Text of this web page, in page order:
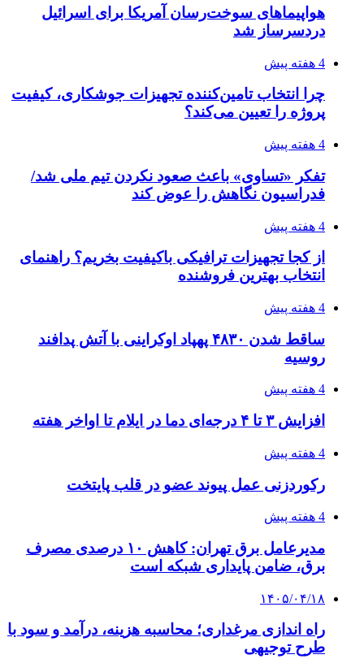
هواپیماهای سوخت‌رسان آمریکا برای اسرائیل
دردسرساز شد
4 هفته پیش
چرا انتخاب تامین‌کننده تجهیزات جوشکاری، کیفیت
پروژه را تعیین می‌کند؟
4 هفته پیش
تفکر «تساوی» باعث صعود نکردن تیم ملی شد/
فدراسیون نگاهش را عوض کند
4 هفته پیش
از کجا تجهیزات ترافیکی باکیفیت بخریم؟ راهنمای
انتخاب بهترین فروشنده
4 هفته پیش
ساقط شدن ۴۸۳۰ پهپاد اوکراینی با آتش پدافند
روسیه
4 هفته پیش
افزایش ۳ تا ۴ درجه‌ای دما در ایلام تا اواخر هفته
4 هفته پیش
رکوردزنی عمل پیوند عضو در قلب پایتخت
4 هفته پیش
مدیرعامل برق تهران: کاهش ۱۰ درصدی مصرف
برق، ضامن پایداری شبکه است
۱۴۰۵/۰۴/۱۸
راه اندازی مرغداری؛ محاسبه هزینه، درآمد و سود با
طرح توجیهی